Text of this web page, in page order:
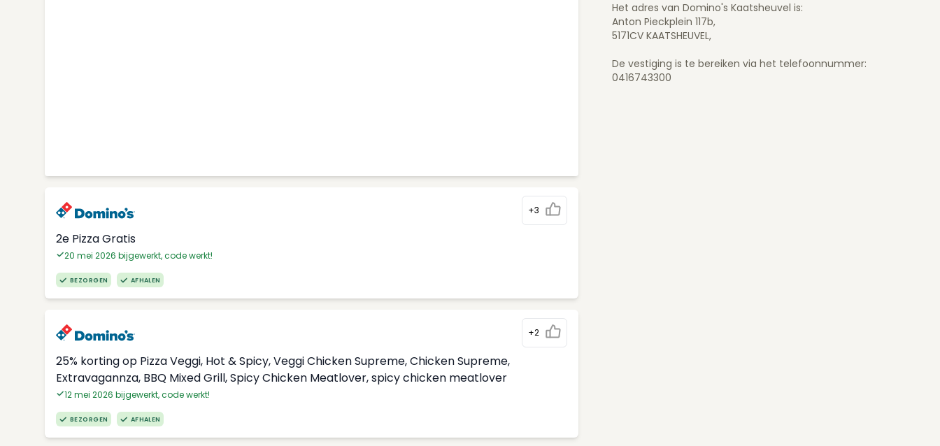
+3
2e Pizza Gratis
20 mei 2026 bijgewerkt, code werkt!
BEZORGEN AFHALEN
+2
25% korting op Pizza Veggi, Hot & Spicy, Veggi Chicken Supreme, Chicken Supreme,
Extravagannza, BBQ Mixed Grill, Spicy Chicken Meatlover, spicy chicken meatlover
12 mei 2026 bijgewerkt, code werkt!
BEZORGEN AFHALEN
Het adres van Domino's Kaatsheuvel is:
Anton Pieckplein 117b,
5171CV KAATSHEUVEL,
De vestiging is te bereiken via het telefoonnummer:
0416743300